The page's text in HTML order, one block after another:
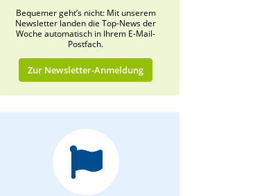
Bequemer geht’s nicht: Mit unserem
Newsletter landen die Top-News der
Woche automatisch in Ihrem E-Mail-
Postfach.
Zur Newsletter-Anmeldung